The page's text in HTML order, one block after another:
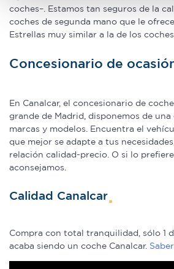
Obtenga más información sobre
datos personales y establezca sus
sección de datos. Puede cambiar o
de cookies.
el contenido y los anuncios, ofrecer
sociales y analizar el tráfico.
información sobre el uso que haga
nuestros partners de redes sociales,
web, quienes pueden combinarla con
partir del uso que haya hecho de sus
coches–. Estamos tan seguros de la
coches de segunda mano que le
Estrellas muy similar a la de los
Concesionario de
En Canalcar, el concesionario de
grande de Madrid, disponemos de
marcas y modelos. Encuentra el
que mejor se adapte a tus
relación calidad-precio. O si lo
aconsejamos.
Calidad Canalcar
Compra con total tranquilidad, sólo 1
acaba siendo un coche Canalcar.